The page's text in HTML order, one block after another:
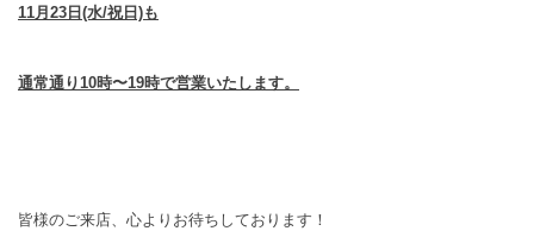
11月23日(水/祝日)も
通常通り10時〜19時で営業いたします。
皆様のご来店、心よりお待ちしております！